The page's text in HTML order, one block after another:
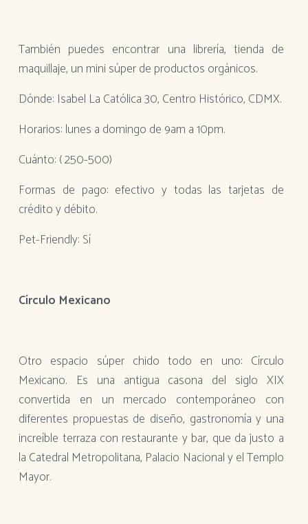
También puedes encontrar una librería, tienda de
maquillaje, un mini súper de productos orgánicos.
Dónde: Isabel La Católica 30, Centro Histórico, CDMX.
Horarios: lunes a domingo de 9am a 10pm.
Cuánto: ( 250-500)
Formas de pago: efectivo y todas las tarjetas de
crédito y débito.
Pet-Friendly: Sí
Círculo Mexicano
Otro espacio súper chido todo en uno: Círculo
Mexicano. Es una antigua casona del siglo XIX
convertida en un mercado contemporáneo con
diferentes propuestas de diseño, gastronomía y una
increíble terraza con restaurante y bar, que da justo a
la Catedral Metropolitana, Palacio Nacional y el Templo
Mayor.